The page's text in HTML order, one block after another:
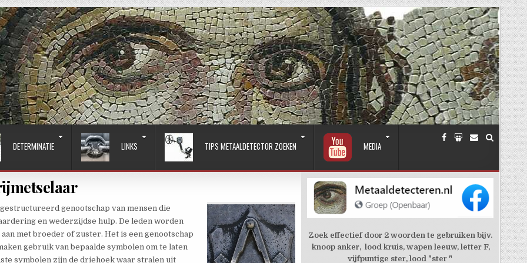
DETERMINATIE LINKS TIPS METAALDETECTOR ZOEKEN MEDIA
genootschap van mensen die
en wederzijdse hulp. De leden worden
met broeder of zuster. Het is een genootschap
gebruik van bepaalde symbolen om te laten
symbolen zijn de driehoek waar stralen uit
Zoek effectief door 2 woorden te gebruiken bijv.
knoop anker, lood kruis, wapen leeuw, letter F,
vijfpuntige ster, lood "ster "